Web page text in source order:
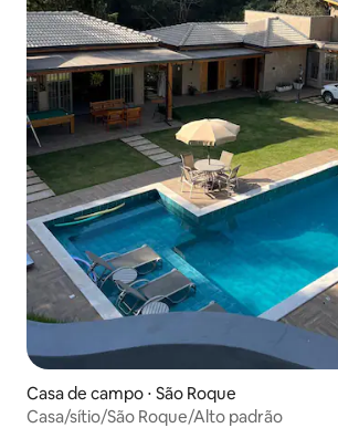
Casa de campo ⋅ São Roque
Casa/sítio/São Roque/Alto padrão